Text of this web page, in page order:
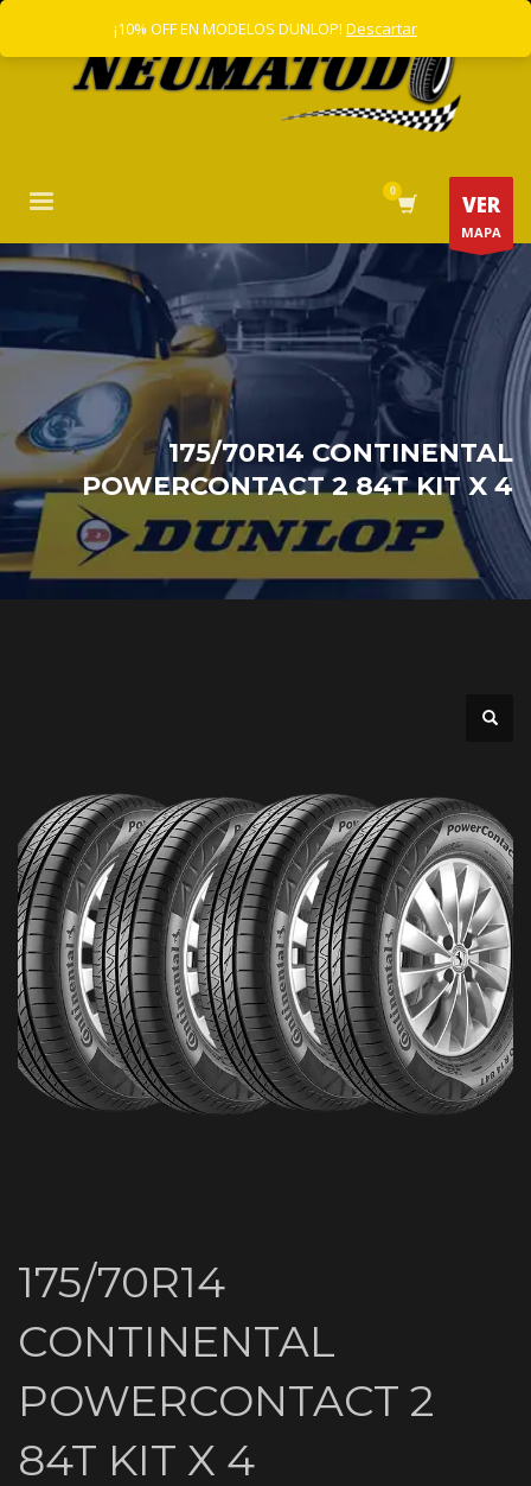
VER
MAPA
175/70R14 CONTINENTAL
POWERCONTACT 2 84T KIT X 4
175/70R14
CONTINENTAL
POWERCONTACT 2
84T KIT X 4
¡10% OFF EN MODELOS DUNLOP! Descartar